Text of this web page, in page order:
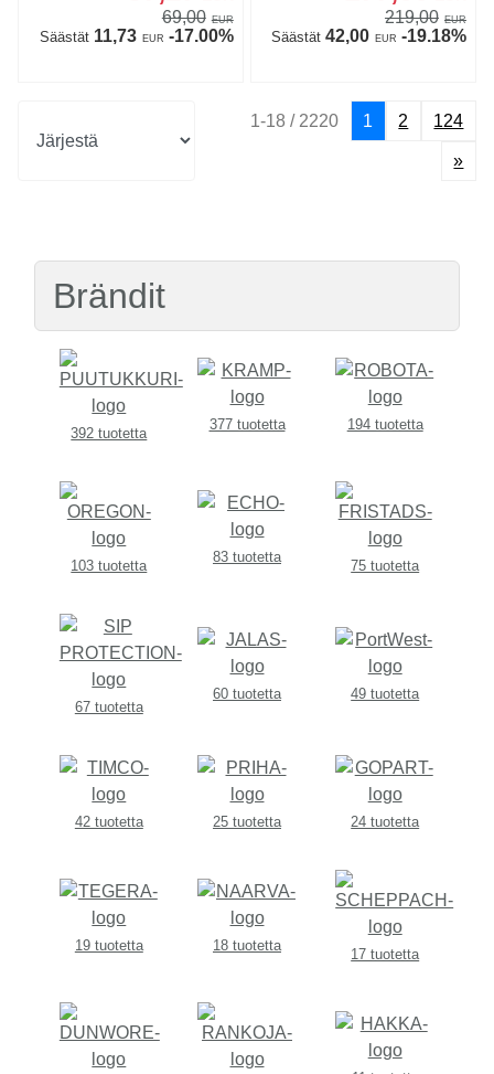
69,00 EUR
Säästät11,73 EUR -17.00%
219,00 EUR
Säästät42,00 EUR -19.18%
1-18 / 2220 1 2 124
»
Brändit
392 tuotetta
377 tuotetta 194 tuotetta
103 tuotetta
83 tuotetta
75 tuotetta
67 tuotetta
60 tuotetta 49 tuotetta
42 tuotetta 25 tuotetta 24 tuotetta
19 tuotetta 18 tuotetta
17 tuotetta